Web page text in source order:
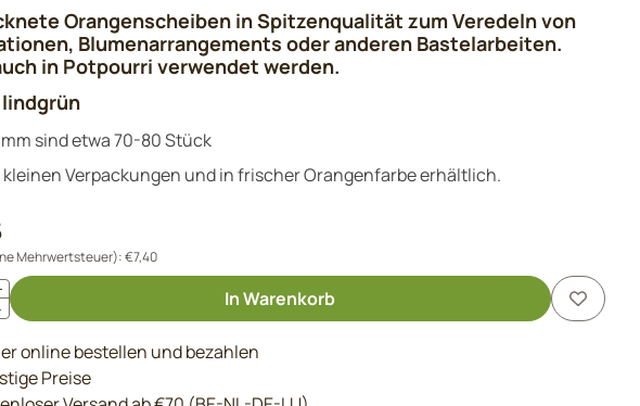
Orangenscheiben in Spitzenqualität zum Veredeln von
Blumenarrangements oder anderen Bastelarbeiten.
in Potpourri verwendet werden.
lindgrün
sind etwa 70-80 Stück
Verpackungen und in frischer Orangenfarbe erhältlich.
Mehrwertsteuer):€7,40
In Warenkorb
online bestellen und bezahlen
Preise